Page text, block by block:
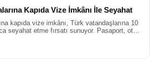
Kapıda Vize İmkânı İle Seyahat
kapıda vize imkânı, Türk vatandaşlarına 10
seyahat etme fırsatı sunuyor. Pasaport, otel